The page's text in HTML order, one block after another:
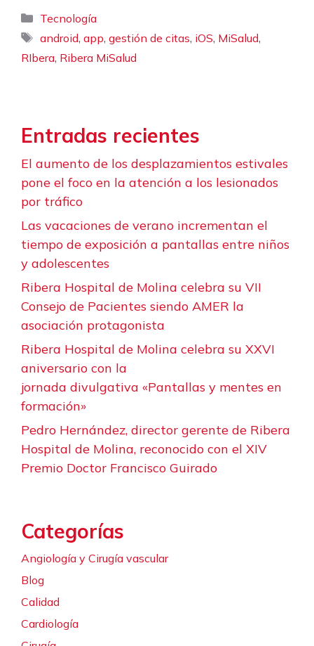
Categorías
Tecnología
Etiquetas
android,app,gestión de citas, iOS, MiSalud,
RIbera, Ribera MiSalud
Entradas recientes
El aumento de los desplazamientos estivales
pone el foco en la atención a los lesionados
por tráfico
Las vacaciones de verano incrementan el
tiempo de exposición a pantallas entre niños
y adolescentes
Ribera Hospital de Molina celebra su VII
Consejo de Pacientes siendo AMER la
asociación protagonista
Ribera Hospital de Molina celebra su XXVI
aniversario con la
jornada divulgativa «Pantallas y mentes en
formación»
Pedro Hernández, director gerente de Ribera
Hospital de Molina, reconocido con el XIV
Premio Doctor Francisco Guirado
Categorías
Angiología y Cirugía vascular
Blog
Calidad
Cardiología